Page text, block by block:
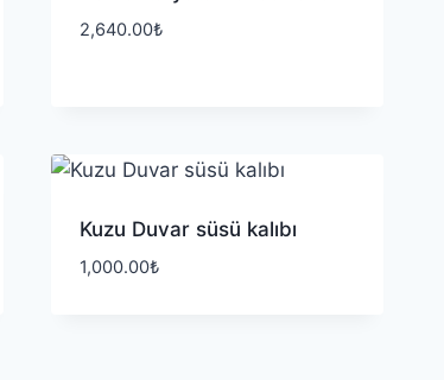
2,640.00₺
Kuzu Duvar süsü kalıbı
1,000.00₺